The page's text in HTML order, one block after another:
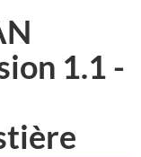
1.1 -